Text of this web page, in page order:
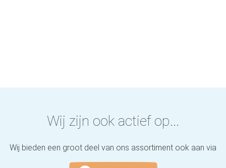
Wij zijn ook actief op...
Wij bieden een groot deel van ons assortiment ook aan via